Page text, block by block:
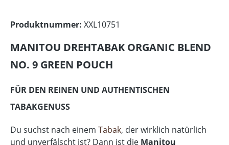
Produktnummer: XXL10751
MANITOU DREHTABAK ORGANIC BLEND
NO. 9 GREEN POUCH
FÜR DEN REINEN UND AUTHENTISCHEN
TABAKGENUSS
Du suchst nach einem Tabak, der wirklich natürlich
und unverfälscht ist? Dann ist die Manitou